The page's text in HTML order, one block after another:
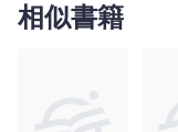
相似書籍